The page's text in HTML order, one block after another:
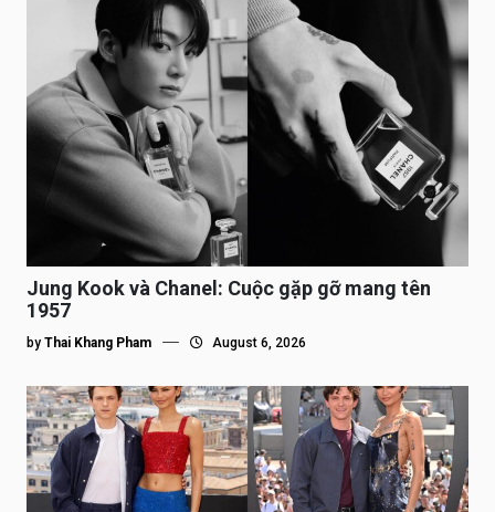
Jung Kook và Chanel: Cuộc gặp gỡ mang tên
1957
by Thai Khang Pham August 6, 2026